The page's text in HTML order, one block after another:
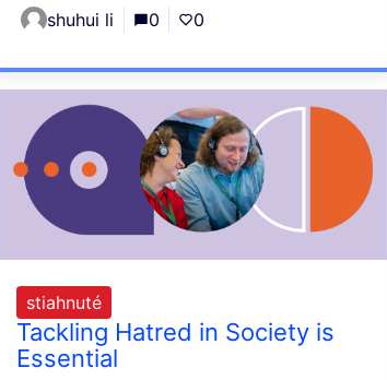
shuhui li 0 0
Tackling Hatred in Society is
Essential
stiahnuté